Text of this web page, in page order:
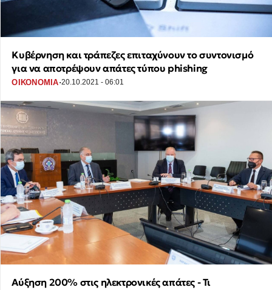
Κυβέρνηση και τράπεζες επιταχύνουν το συντονισμό
για να αποτρέψουν απάτες τύπου phishing
ΟΙΚΟΝΟΜΙΑ·20.10.2021 - 06:01
Αύξηση 200% στις ηλεκτρονικές απάτες - Τι